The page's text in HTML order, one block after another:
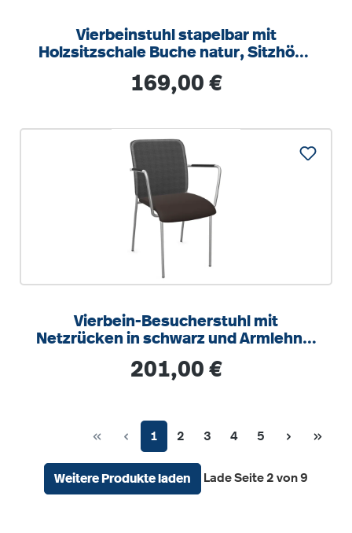
Vierbeinstuhl stapelbar mit
Holzsitzschale Buche natur, Sitzhöhe
Regulärer Preis:
169,00 €
Vierbein-Besucherstuhl mit
Netzrücken in schwarz und Armlehne,
Regulärer Preis:
201,00 €
Seite
1 Seite
2 Seite
3 Seite
4 Seite
5
Weitere Produkte laden Lade Seite 2 von 9